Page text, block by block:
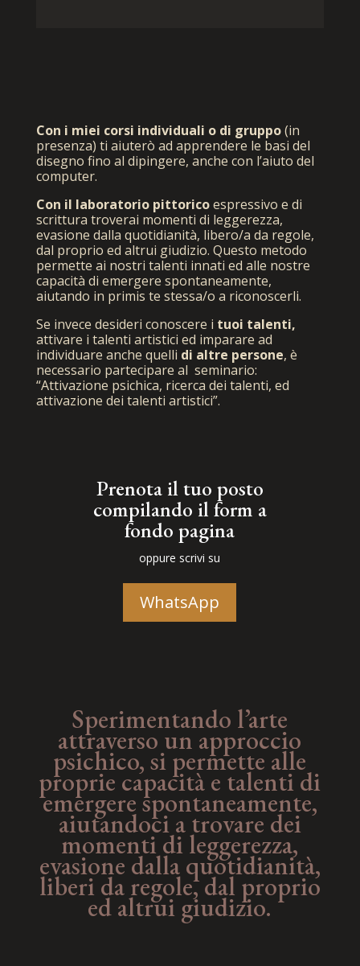
Con i miei corsi individuali o di gruppo(in
presenza) ti aiuterò ad apprendere le basi del
disegno fino al dipingere, anche con l’aiuto del
computer.
Con il laboratorio pittoricoespressivo e di
scrittura troverai momenti di leggerezza,
evasione dalla quotidianità,​ libero/a da regole,​
dal proprio ed altrui giudizio. Questo metodo
permette ai nostri talenti innati ed alle nostre
capacità di emergere spontaneamente,
aiutando in primis te stessa/o a riconoscerli.
Se invece desideri conoscere i tuoi talenti,
attivare i talenti artistici ed imparare ad
individuare anche quelli di altre persone, è
necessario partecipare al seminario:
“Attivazione psichica, ricerca dei talenti, ed
attivazione dei talenti artistici”.
Prenota il tuo posto
compilando il form a
fondo pagina
oppure scrivi su
WhatsApp
Sperimentando l’arte
attraverso un approccio
psichico, si permette alle
proprie capacità e talenti di
emergere spontaneamente,
aiutandoci a trovare dei
momenti di leggerezza,
evasione dalla quotidianità,
liberi da regole, dal proprio
ed altrui giudizio.